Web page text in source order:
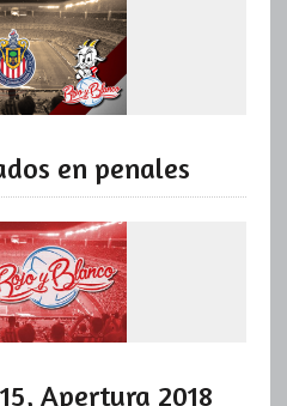
en penales
Apertura 2018